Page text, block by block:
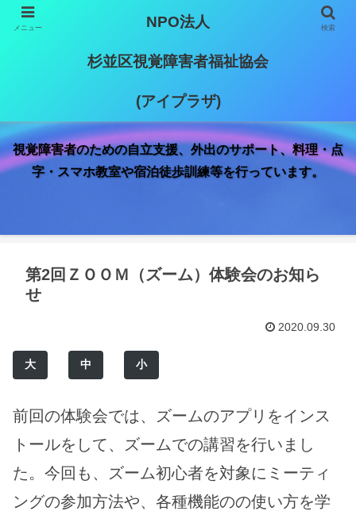
視覚障害者のための自立支援、外出のサポート、料理・点
字・スマホ教室や宿泊徒歩訓練等を行っています。
第2回ＺＯＯＭ（ズーム）体験会のお知ら
せ
2020.09.30
大 中 小
前回の体験会では、ズームのアプリをインス
トールをして、ズームでの講習を行いまし
た。今回も、ズーム初心者を対象にミーティ
ングの参加方法や、各種機能のの使い方を学
メニュー NPO法人
杉並区視覚障害者福祉協会
(アイプラザ)
検索